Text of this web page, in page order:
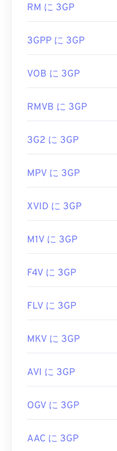
幕をサポートする柔
ような機能を提供す
げられます。モバイ
してください 。
(3GPP)
役立つリンク:
RM に 3GP
3GPP に 3GP
VOB に 3GP
RMVB に 3GP
3G2 に 3GP
MPV に 3GP
XVID に 3GP
M1V に 3GP
F4V に 3GP
FLV に 3GP
MKV に 3GP
AVI に 3GP
OGV に 3GP
AAC に 3GP